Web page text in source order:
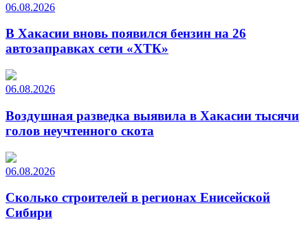
06.08.2026
В Хакасии вновь появился бензин на 26
автозаправках сети «ХТК»
06.08.2026
Воздушная разведка выявила в Хакасии тысячи
голов неучтенного скота
06.08.2026
Сколько строителей в регионах Енисейской
Сибири